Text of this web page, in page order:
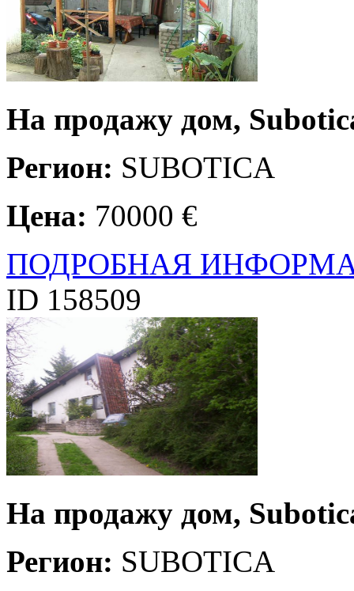
На продажу дом,
Регион: SUBOTICA
Цена: 70000 €
ПОДРОБНАЯ
ID 158509
На продажу дом,
Регион: SUBOTICA